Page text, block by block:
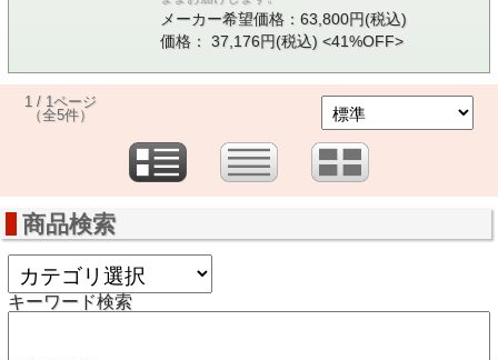
メーカー希望価格：63,800円(税込)
価格： 37,176円(税込) <41%OFF>
1 / 1ページ
（全5件）
商品検索
キーワード検索